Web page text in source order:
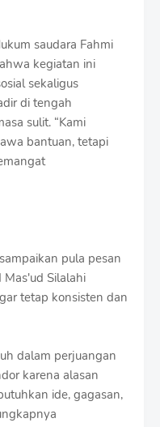
saudara Fahmi
kegiatan ini
sekaligus
di tengah
sulit. “Kami
bantuan, tetapi
pula pesan
Silalahi
tetap konsisten dan
dalam perjuangan
karena alasan
ide, gagasan,